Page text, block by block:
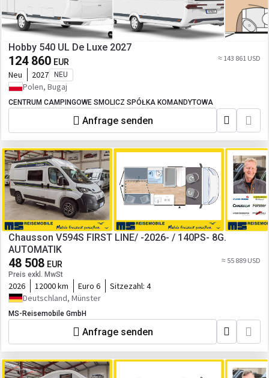
Hobby 540 UL De Luxe 2027
124 860 EUR ≈ 143 861 USD
Neu 2027 NEU
Polen, Bugaj
CENTRUM CAMPINGOWE SMOLICZ SPÓŁKA KOMANDYTOWA
Anfrage senden
Chausson V594S FIRST LINE/ -2026- / 140PS- 8G.
AUTOMATIK
48 508 EUR
Preis exkl. MwSt
≈ 55 889 USD
2026 12000 km Euro 6 Sitzezahl: 4
Deutschland, Münster
MS-Reisemobile GmbH
Anfrage senden